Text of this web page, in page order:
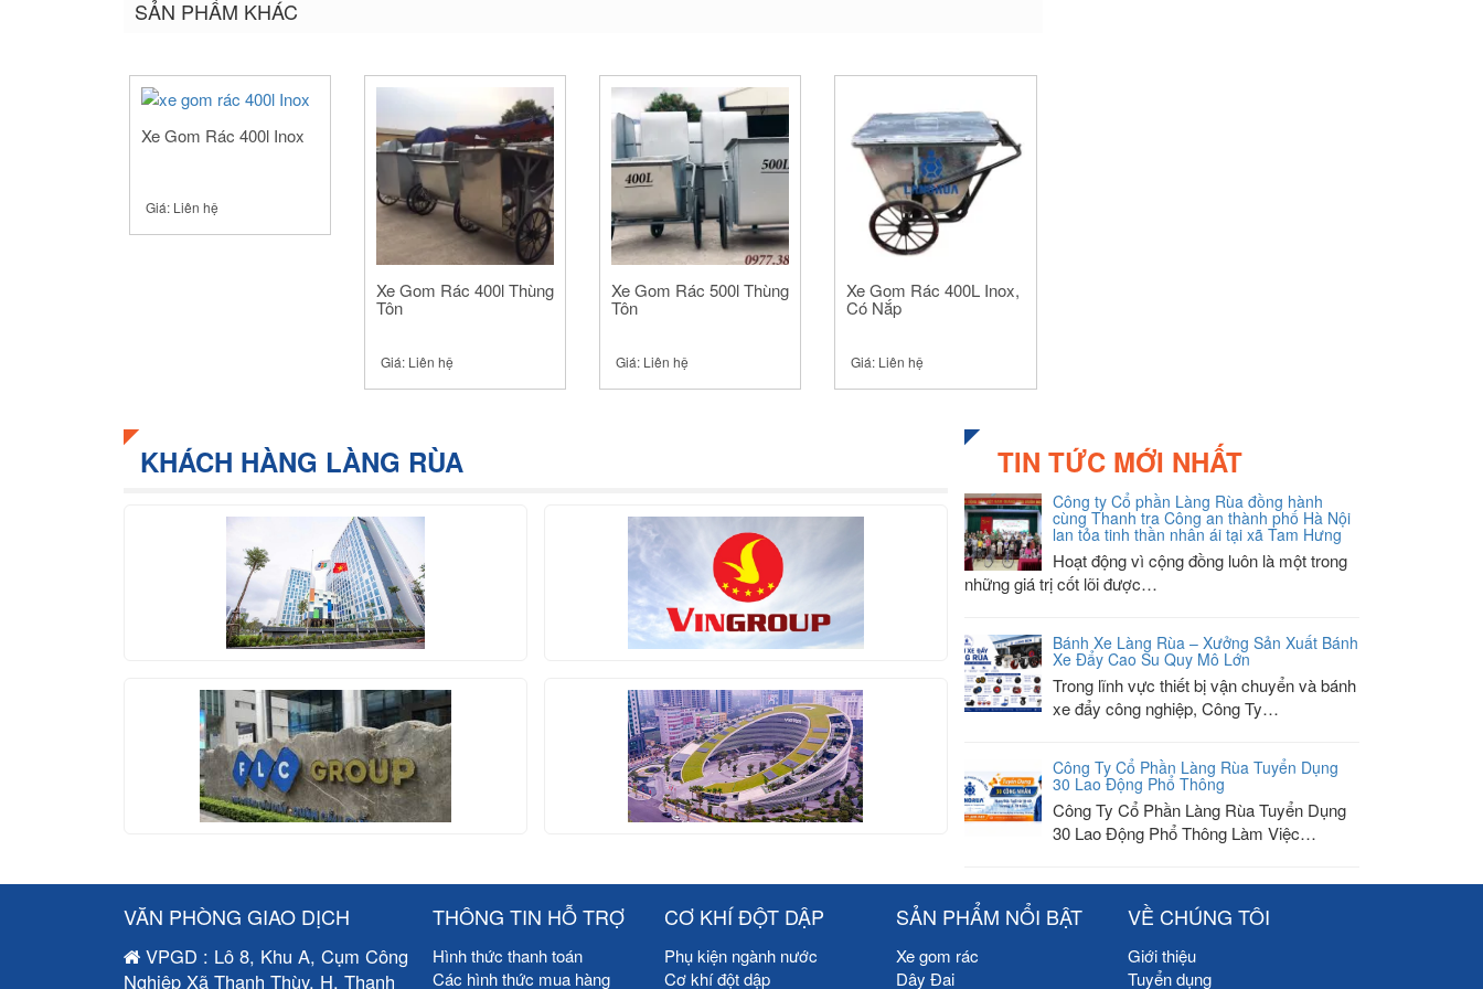
(Opens
in
(Opens
in
(Opens
in
SẢN PHẨM KHÁC
Xe Gom Rác 400l Inox
Giá: Liên hệ
Xe Gom Rác 400l Thùng
Tôn
Giá: Liên hệ
Xe Gom Rác 500l Thùng
Tôn
Giá: Liên hệ
Xe Gom Rác 400L Inox,
Có Nắp
Giá: Liên hệ
KHÁCH HÀNG LÀNG RÙA TIN TỨC MỚI NHẤT
Công ty Cổ phần Làng Rùa đồng hành
cùng Thanh tra Công an thành phố Hà Nội
lan tỏa tinh thần nhân ái tại xã Tam Hưng
Hoạt động vì cộng đồng luôn là một trong
những giá trị cốt lõi được…
Bánh Xe Làng Rùa – Xưởng Sản Xuất Bánh
Xe Đẩy Cao Su Quy Mô Lớn
Trong lĩnh vực thiết bị vận chuyển và bánh
xe đẩy công nghiệp, Công Ty…
Công Ty Cổ Phần Làng Rùa Tuyển Dụng
30 Lao Động Phổ Thông
Công Ty Cổ Phần Làng Rùa Tuyển Dụng
30 Lao Động Phổ Thông Làm Việc…
VĂN PHÒNG GIAO DỊCH
VPGD : Lô 8, Khu A, Cụm Công
Nghiệp Xã Thanh Thùy, H. Thanh
THÔNG TIN HỖ TRỢ
Hình thức thanh toán
Các hình thức mua hàng
CƠ KHÍ ĐỘT DẬP
Phụ kiện ngành nước
Cơ khí đột dập
SẢN PHẨM NỔI BẬT
Xe gom rác
Dây Đai
VỀ CHÚNG TÔI
Giới thiệu
Tuyển dụng